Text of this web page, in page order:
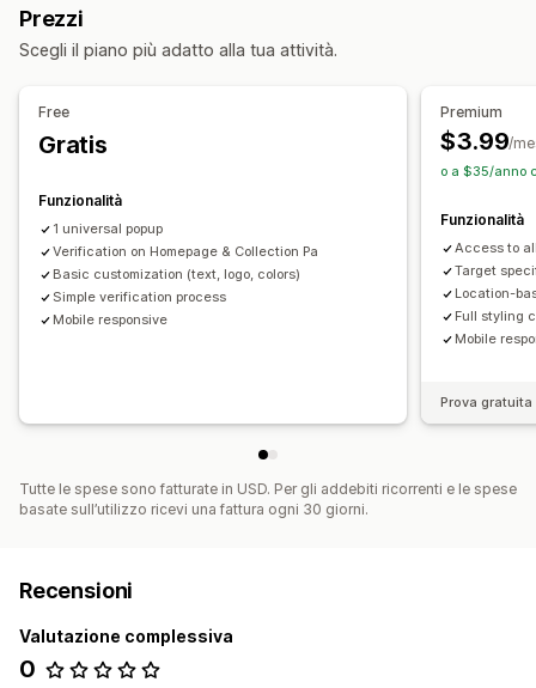
Prezzi
Scegli il piano più adatto alla tua attività.
Free
Gratis
Funzionalità
1 universal popup
Verification on Homepage & Collection Pa
Basic customization (text, logo, colors)
Simple verification process
Mobile responsive
Premium
$3.99/
o a $35/anno
Funzionalità
Access to
Target
Location-
Full styling
Mobile
Prova
Tutte le spese sono fatturate in USD. Per gli addebiti ricorrenti e le spese
basate sull’utilizzo ricevi una fattura ogni 30 giorni.
Recensioni
Valutazione complessiva
0